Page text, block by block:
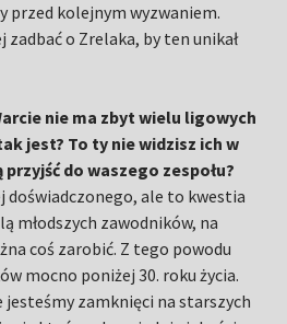
przed kolejnym wyzwaniem.
o Zrelaka, by ten unikał
nie ma zbyt wielu ligowych
jest? To ty nie widzisz ich w
do waszego zespołu?
doświadczonego, ale to kwestia
młodszych zawodników, na
coś zarobić. Z tego powodu
mocno poniżej 30. roku życia.
jesteśmy zamknięci na starszych